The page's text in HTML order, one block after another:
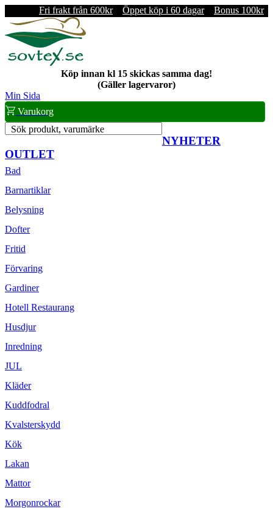
Fri frakt från 600kr Öppet köp i 60 dagar Bonus 100kr
Köp innan kl 15 skickas samma dag!
(Gäller lagervaror)
Min Sida
Varukorg
Sök produkt, varumärke
NYHETER
OUTLET
Bad
Barnartiklar
Belysning
Dofter
Fritid
Förvaring
Gardiner
Hotell Restaurang
Husdjur
Inredning
JUL
Kläder
Kuddfodral
Kvalsterskydd
Kök
Lakan
Mattor
Morgonrockar